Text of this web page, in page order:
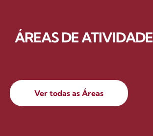
ÁREAS DE ATIVIDADE​
Ver todas as Áreas